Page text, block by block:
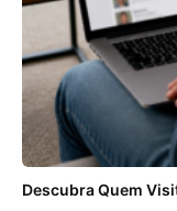
Descubra Quem